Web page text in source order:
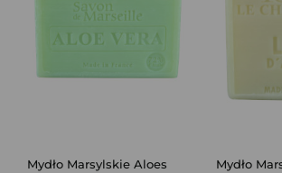
Mydło Marsylskie Aloes
Mydło